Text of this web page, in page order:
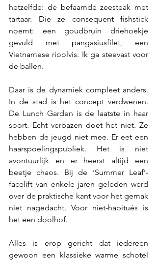
hetzelfde: de befaamde zeesteak met
tartaar. Die ze consequent fishstick
noemt: een goudbruin driehoekje
gevuld met pangasiusfilet, een
Vietnamese rioolvis. Ik ga steevast voor
de ballen.
Daar is de dynamiek compleet anders.
In de stad is het concept verdwenen.
De Lunch Garden is de laatste in haar
soort. Echt verbazen doet het niet. Ze
hebben de jeugd niet mee. Er eet een
haarspoelingspubliek. Het is niet
avontuurlijk en er heerst altijd een
beetje chaos. Bij de ‘Summer Leaf’-
facelift van enkele jaren geleden werd
over de praktische kant voor het gemak
niet nagedacht. Voor niet-habitués is
het een doolhof.
Alles is erop gericht dat iedereen
gewoon een klassieke warme schotel